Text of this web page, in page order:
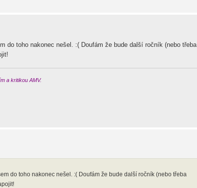
do toho nakonec nešel. :( Doufám že bude další ročník (nebo třeba
a kritikou AMV.
do toho nakonec nešel. :( Doufám že bude další ročník (nebo třeba